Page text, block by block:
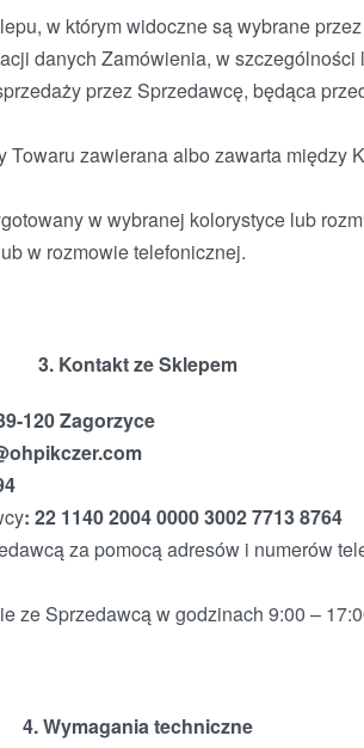
w którym widoczne są wybrane
danych Zamówienia, w szczególności
przez Sprzedawcę, będąca
Towaru zawierana albo zawarta między
w wybranej kolorystyce lub
w rozmowie telefonicznej.
3. Kontakt ze Sklepem
120 Zagorzyce
: 22 1140 2004 0000 3002 7713 8764
za pomocą adresów i numerów
ze Sprzedawcą w godzinach 9:00 –
4. Wymagania techniczne